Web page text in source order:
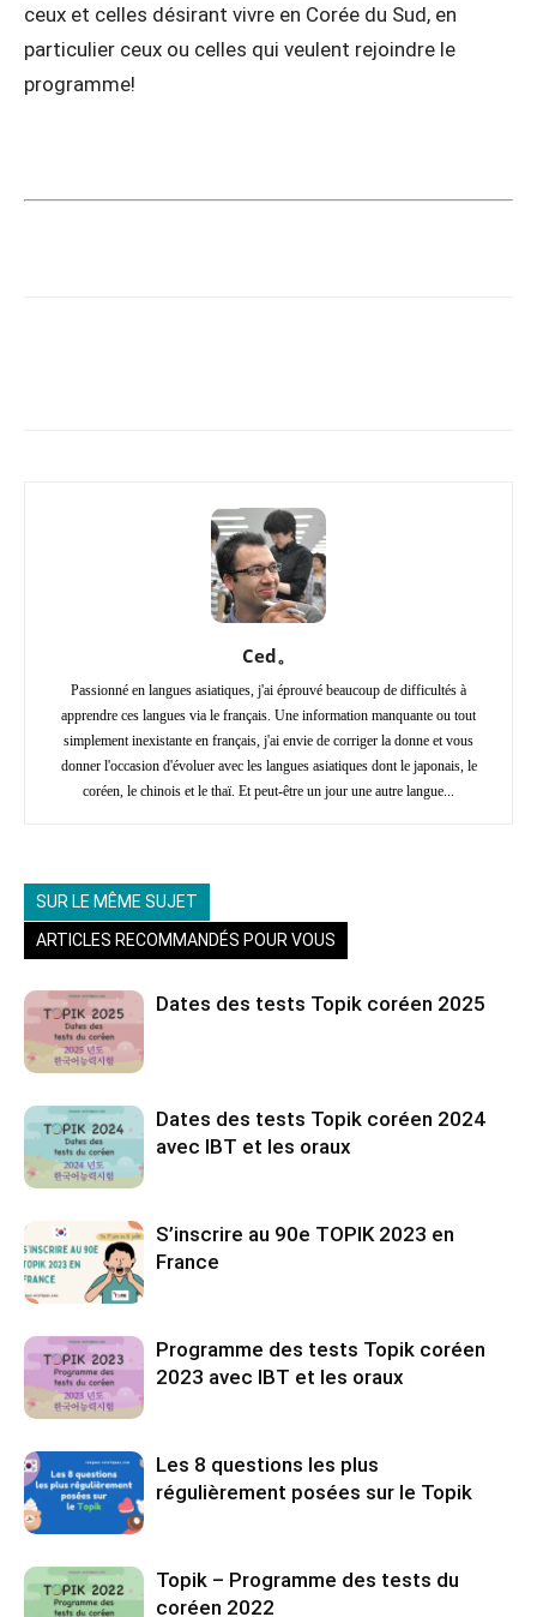
ceux et celles désirant vivre en Corée du Sud, en
particulier ceux ou celles qui veulent rejoindre le
programme!
Ced。
Passionné en langues asiatiques, j'ai éprouvé beaucoup de difficultés à
apprendre ces langues via le français. Une information manquante ou tout
simplement inexistante en français, j'ai envie de corriger la donne et vous
donner l'occasion d'évoluer avec les langues asiatiques dont le japonais, le
coréen, le chinois et le thaï. Et peut-être un jour une autre langue...
SUR LE MÊME SUJET
ARTICLES RECOMMANDÉS POUR VOUS
Dates des tests Topik coréen 2025
Dates des tests Topik coréen 2024
avec IBT et les oraux
S’inscrire au 90e TOPIK 2023 en
France
Programme des tests Topik coréen
2023 avec IBT et les oraux
Les 8 questions les plus
régulièrement posées sur le Topik
Topik – Programme des tests du
coréen 2022